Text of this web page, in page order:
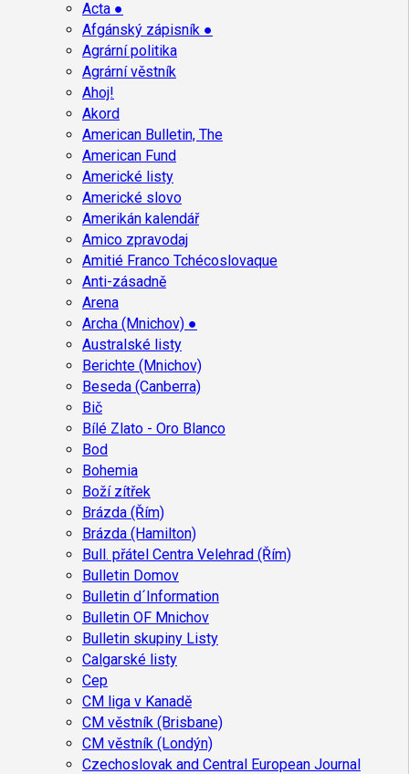
Acta ●
Afgánský zápisník ●
Agrární politika
Agrární věstník
Ahoj!
Akord
American Bulletin, The
American Fund
Americké listy
Americké slovo
Amerikán kalendář
Amico zpravodaj
Amitié Franco Tchécoslovaque
Anti-zásadně
Arena
Archa (Mnichov) ●
Australské listy
Berichte (Mnichov)
Beseda (Canberra)
Bič
Bílé Zlato - Oro Blanco
Bod
Bohemia
Boží zítřek
Brázda (Řím)
Brázda (Hamilton)
Bull. přátel Centra Velehrad (Řím)
Bulletin Domov
Bulletin d´Information
Bulletin OF Mnichov
Bulletin skupiny Listy
Calgarské listy
Cep
CM liga v Kanadě
CM věstník (Brisbane)
CM věstník (Londýn)
Czechoslovak and Central European Journal